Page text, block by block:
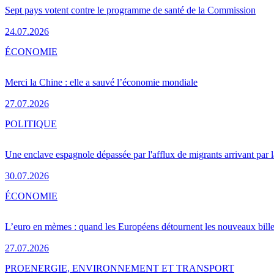
Sept pays votent contre le programme de santé de la Commission
24.07.2026
Merci la Chine : elle a sauvé l’économie mondiale
27.07.2026
ÉCONOMIE
Une enclave espagnole dépassée par l'afflux de migrants arrivant par
30.07.2026
POLITIQUE
L’euro en mèmes : quand les Européens détournent les nouveaux
27.07.2026
ÉCONOMIE
PROENERGIE, ENVIRONNEMENT ET TRANSPORT